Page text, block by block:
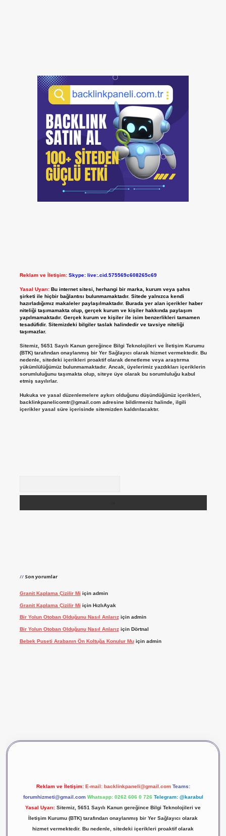
Reklam ve İletişim: Skype: live:.cid.575569c608265c69
Yasal Uyarı: Bu internet sitesi, herhangi bir marka, kurum veya şahıs
şirketi ile hiçbir bağlantısı bulunmamaktadır. Sitede yalnızca kendi
hazırladığımız makaleler paylaşılmaktadır. Burada yer alan içerikler haber
niteliği taşımamakta olup, gerçek kurum ve kişiler hakkında paylaşım
yapılmamaktadır. Gerçek kurum ve kişiler ile isim benzerlikleri tamamen
tesadüfidir. Sitemizdeki bilgiler taslak halindedir ve tavsiye niteliği
taşımazlar.
Sitemiz, 5651 Sayılı Kanun gereğince Bilgi Teknolojileri ve İletişim Kurumu
(BTK) tarafından onaylanmış bir Yer Sağlayıcı olarak hizmet vermektedir. Bu
nedenle, sitedeki içerikleri proaktif olarak denetleme veya araştırma
yükümlülüğümüz bulunmamaktadır. Ancak, üyelerimiz yazdıkları içeriklerin
sorumluluğunu taşımakta olup, siteye üye olarak bu sorumluluğu kabul
etmiş sayılırlar.
Hukuka ve yasal düzenlemelere aykırı olduğunu düşündüğünüz içerikleri,
backlinkpanelicomtr@gmail.comadresine bildirmeniz halinde, ilgili
içerikler yasal süre içerisinde sitemizden kaldırılacaktır.
Son yorumlar
Granit Kaplama Çizilir Mi için admin
Granit Kaplama Çizilir Mi için HızlıAyak
Bir Yolun Otoban Olduğunu Nasıl Anlarıziçin admin
Bir Yolun Otoban Olduğunu Nasıl Anlarıziçin Dörtnal
Bebek Puseti Arabanın Ön Koltuğa Konulur Muiçin admin
Reklam ve İletişim: E-mail: backlinkpaneli@gmail.com Teams:
forumhizmeti@gmail.com Whatsapp: 0262 606 0 726 Telegram: @karabul
Yasal Uyarı: Sitemiz, 5651 Sayılı Kanun gereğince Bilgi Teknolojileri ve
İletişim Kurumu (BTK) tarafından onaylanmış bir Yer Sağlayıcı olarak
hizmet vermektedir. Bu nedenle, sitedeki içerikleri proaktif olarak